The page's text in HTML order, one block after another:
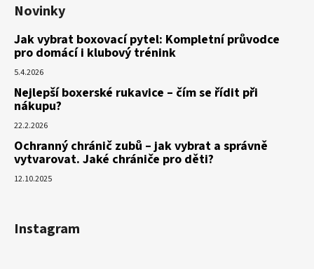
Novinky
Jak vybrat boxovací pytel: Kompletní průvodce
pro domácí i klubový trénink
5.4.2026
Nejlepší boxerské rukavice – čím se řídit při
nákupu?
22.2.2026
Ochranný chránič zubů – jak vybrat a správně
vytvarovat. Jaké chrániče pro děti?
12.10.2025
Instagram